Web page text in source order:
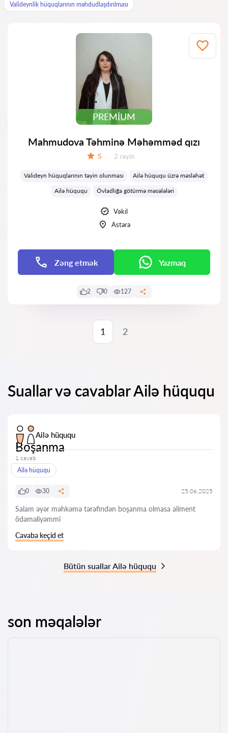
Valideynlik hüquqlarının məhdudlaşdırılması
PREMIUM
Mahmudova Təhminə Məhəmməd qızı
5 Rəylər:
2 rəyin
Valideyn hüquqlarının təyin olunması
Ailə hüququ üzrə məsləhət
Ailə hüququ
Övladlığa götürmə məsələləri
Vəkil
Astara
Zəng etmək Yazmaq
2 0 127
1 2
Suallar və cavablar Ailə hüququ
Ailə hüququ
Boşanma
1 cavab
Ailə hüququ
0 30 25.06.2025
Salam əyər məhkəmə tərəfindən boşanma olmasa aliment
ödəməliyəmmi
Cavaba keçid et
Bütün suallar Ailə hüququ
son məqalələr